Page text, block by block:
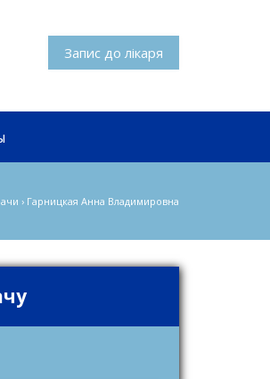
Запис до лікаря
› Гарницкая Анна Владимировна